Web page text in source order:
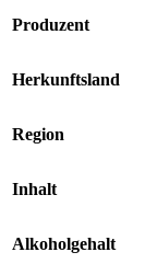
Produzent
Herkunftsland
Region
Inhalt
Alkoholgehalt